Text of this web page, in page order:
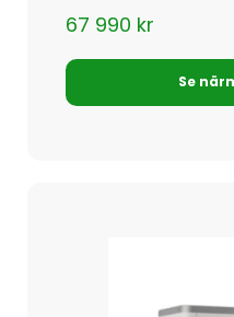
67 990 kr
Se